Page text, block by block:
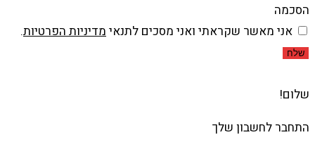
הסכמה
אני מאשר שקראתי ואני מסכים לתנאי מדיניות הפרטיות.
שלח
שלום!
התחבר לחשבון שלך